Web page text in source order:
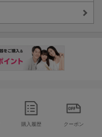
購入履歴 クーポン